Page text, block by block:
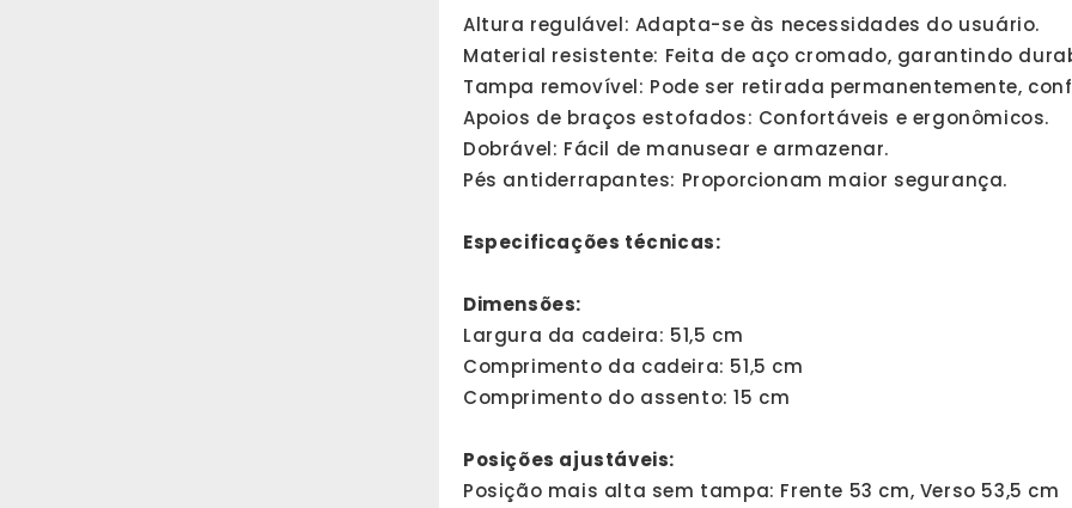
Altura regulável: Adapta-se às necessidades do usuário.
Material resistente: Feita de aço cromado, garantindo
Tampa removível: Pode ser retirada permanentemente,
Apoios de braços estofados: Confortáveis e ergonômicos.
Dobrável: Fácil de manusear e armazenar.
Pés antiderrapantes: Proporcionam maior segurança.
Especificações técnicas:
Dimensões:
Largura da cadeira: 51,5 cm
Comprimento da cadeira: 51,5 cm
Comprimento do assento: 15 cm
Posições ajustáveis:
Posição mais alta sem tampa: Frente 53 cm, Verso 53,5 cm